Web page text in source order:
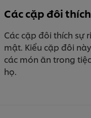
Các cặp đôi
Các cặp đôi thích sự
mật. Kiểu cặp đôi
các món ăn trong
họ.